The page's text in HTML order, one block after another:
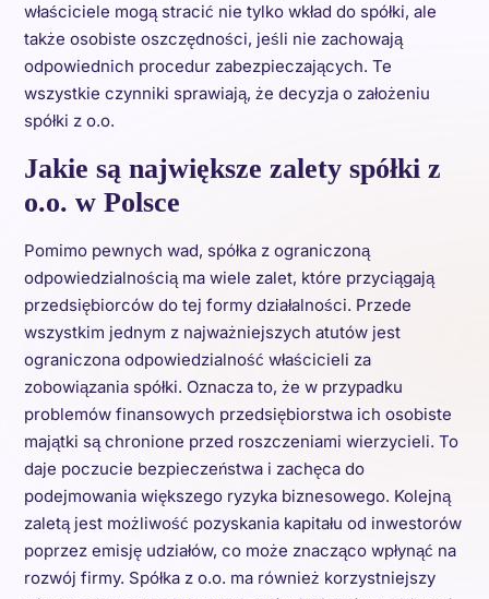
właściciele mogą stracić nie tylko wkład do spółki, ale
także osobiste oszczędności, jeśli nie zachowają
odpowiednich procedur zabezpieczających. Te
wszystkie czynniki sprawiają, że decyzja o założeniu
spółki z o.o.
Jakie są największe zalety spółki z
o.o. w Polsce
Pomimo pewnych wad, spółka z ograniczoną
odpowiedzialnością ma wiele zalet, które przyciągają
przedsiębiorców do tej formy działalności. Przede
wszystkim jednym z najważniejszych atutów jest
ograniczona odpowiedzialność właścicieli za
zobowiązania spółki. Oznacza to, że w przypadku
problemów finansowych przedsiębiorstwa ich osobiste
majątki są chronione przed roszczeniami wierzycieli. To
daje poczucie bezpieczeństwa i zachęca do
podejmowania większego ryzyka biznesowego. Kolejną
zaletą jest możliwość pozyskania kapitału od inwestorów
poprzez emisję udziałów, co może znacząco wpłynąć na
rozwój firmy. Spółka z o.o. ma również korzystniejszy